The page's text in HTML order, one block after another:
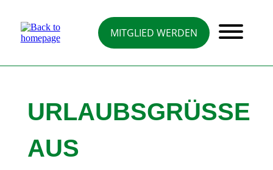
MITGLIED WERDEN
URLAUBSGRÜSSE A
US T